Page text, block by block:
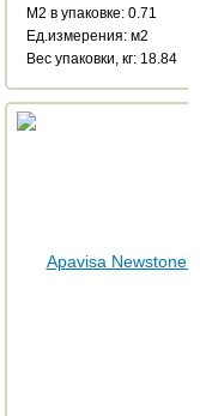
М2 в упаковке: 0.71
Ед.измерения: м2
Веc упаковки, кг: 18.84